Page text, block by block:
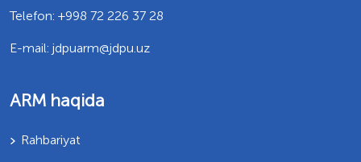
Telefon: +998 72 226 37 28
E-mail: jdpuarm@jdpu.uz
ARM haqida
Rahbariyat